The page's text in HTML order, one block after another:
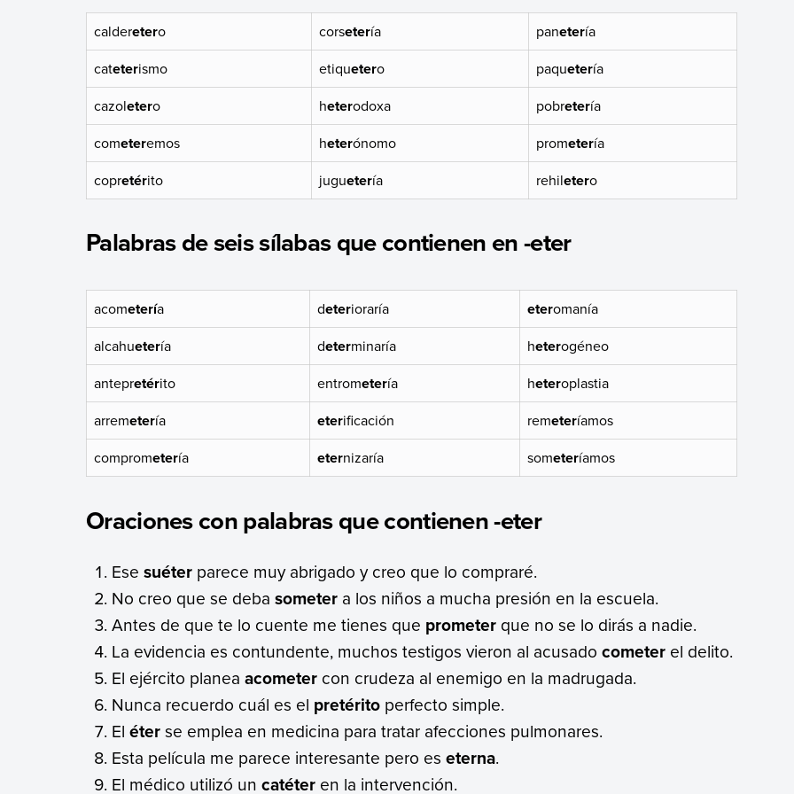
calderetero corsetería panetería
cateterismo etiquetero paquetería
cazoletero heterodoxa pobretería
cometeremos heterónomo prometería
copretérito juguetería rehiletero
Palabras de seis sílabas que contienen en -eter
acometería deterioraría eteromanía
alcahuetería determinaría heterogéneo
antepretérito entrometería heteroplastia
arremetería eterificación remeteríamos
comprometería eternizaría someteríamos
Oraciones con palabras que contienen -eter
Esesuéter parece muy abrigado y creo que lo compraré.
No creo que se debasometer a los niños a mucha presión en la escuela.
Antes de que te lo cuente me tienes que prometer que no se lo dirás a nadie.
La evidencia es contundente, muchos testigos vieron al acusadocometer el delito.
El ejército planeaacometer con crudeza al enemigo en la madrugada.
Nunca recuerdo cuál es el pretérito perfecto simple.
Eléterse emplea en medicina para tratar afecciones pulmonares.
Esta película me parece interesante pero eseterna.
El médico utilizó uncatéter en la intervención.